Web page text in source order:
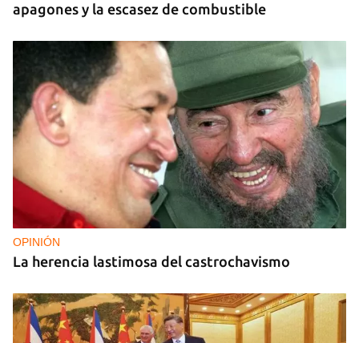
apagones y la escasez de combustible
OPINIÓN
La herencia lastimosa del castrochavismo